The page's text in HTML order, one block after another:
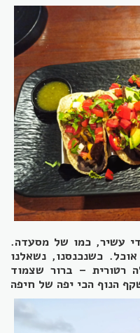
עשיר, כמו של מסעדה.
כשנכנסנו, נשאלנו
רטורית – ברור שצמוד